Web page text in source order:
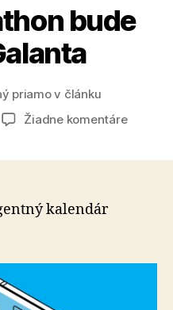
bude
priamo v článku
Žiadne komentárena
kalendár